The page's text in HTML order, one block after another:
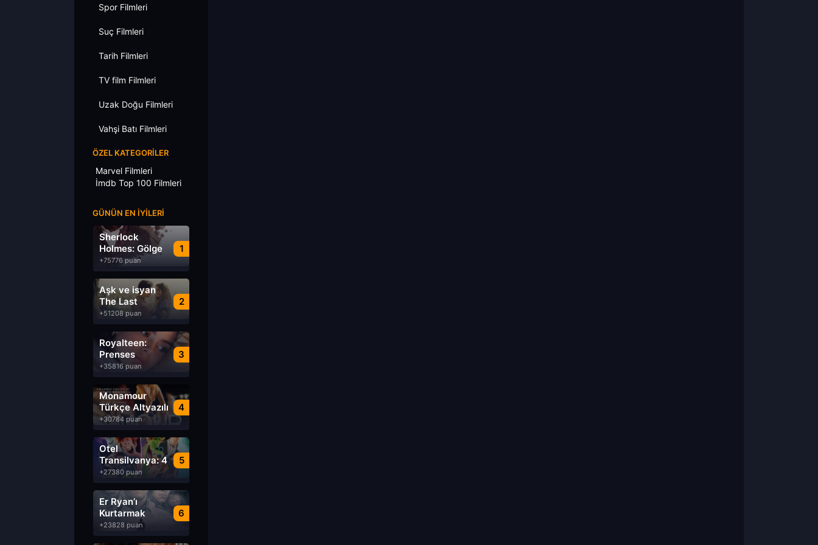
Spor Filmleri
Suç Filmleri
Tarih Filmleri
TV film Filmleri
Uzak Doğu Filmleri
Vahşi Batı Filmleri
ÖZEL KATEGORILER
Marvel Filmleri
İmdb Top 100 Filmleri
GÜNÜN EN İYILERI
1
Sherlock
Holmes: Gölge
Oyunları
+75776 puan
2
Aşk ve isyan
The Last
Parasido izle
+51208 puan
3
Royalteen:
Prenses
Margrethe izle
+35816 puan
4
Monamour
Türkçe Altyazılı
izle
+30784 puan
5
Otel
Transilvanya: 4
Transformanya
izle
+27380 puan
6
Er Ryan’ı
Kurtarmak
Saving Private
Ryan Türkçe
+23828 puan